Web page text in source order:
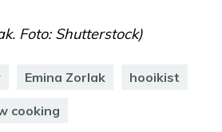
Foto: Shutterstock)
Emina Zorlak hooikist
cooking